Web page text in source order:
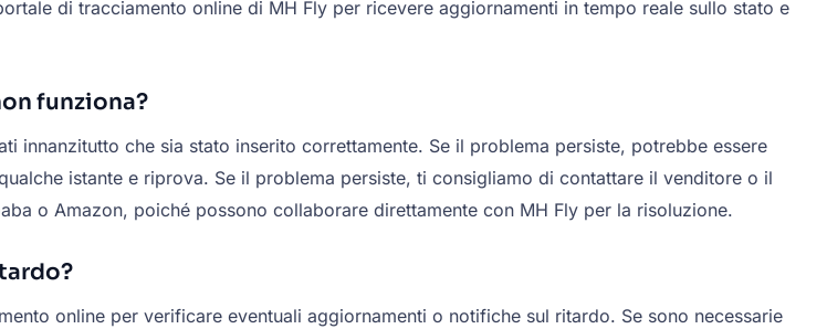
di tracciamento online di MH Fly per ricevere aggiornamenti in tempo reale sullo stato e
funziona?
innanzitutto che sia stato inserito correttamente. Se il problema persiste, potrebbe essere
istante e riprova. Se il problema persiste, ti consigliamo di contattare il venditore o il
o Amazon, poiché possono collaborare direttamente con MH Fly per la risoluzione.
online per verificare eventuali aggiornamenti o notifiche sul ritardo. Se sono necessarie